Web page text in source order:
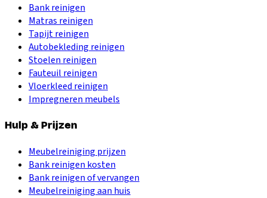
Bank reinigen
Matras reinigen
Tapijt reinigen
Autobekleding reinigen
Stoelen reinigen
Fauteuil reinigen
Vloerkleed reinigen
Impregneren meubels
Hulp & Prijzen
Meubelreiniging prijzen
Bank reinigen kosten
Bank reinigen of vervangen
Meubelreiniging aan huis